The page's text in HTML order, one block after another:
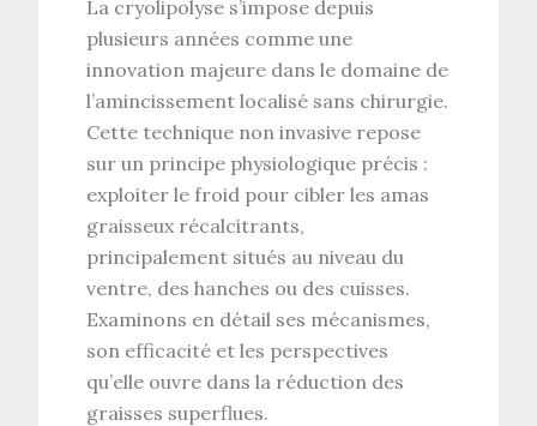
La cryolipolyse s’impose depuis
plusieurs années comme une
innovation majeure dans le domaine de
l’amincissement localisé sans chirurgie.
Cette technique non invasive repose
sur un principe physiologique précis :
exploiter lefroid pour cibler les amas
graisseux récalcitrants,
principalement situés au niveau du
ventre, des hanches ou des cuisses.
Examinons en détail ses mécanismes,
son efficacité et les perspectives
qu’elle ouvre dans la réduction des
graisses superflues.